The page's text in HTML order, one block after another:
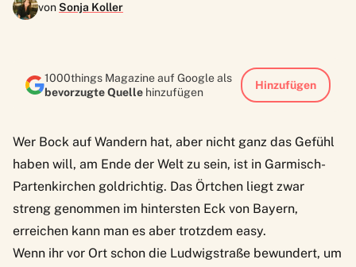
vonSonja Koller
1000things Magazine auf Google als
bevorzugte Quelle hinzufügen
Hinzufügen
Wer Bock auf Wandern hat, aber nicht ganz das Gefühl
haben will, am Ende der Welt zu sein, ist in Garmisch-
Partenkirchen goldrichtig. Das Örtchen liegt zwar
streng genommen im hintersten Eck von Bayern,
erreichen kann man es aber trotzdem easy.
Wenn ihr vor Ort schon die Ludwigstraße bewundert, um